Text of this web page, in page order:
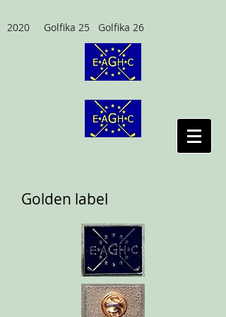
2020 Golfika 25 Golfika 26
Golden label